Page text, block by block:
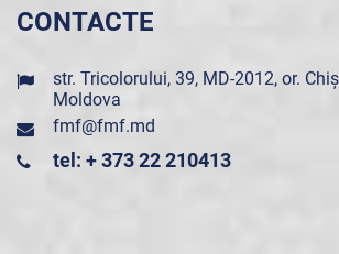
CONTACTE
str. Tricolorului, 39, MD-2012, or.
Moldova
fmf@fmf.md
tel: + 373 22 210413